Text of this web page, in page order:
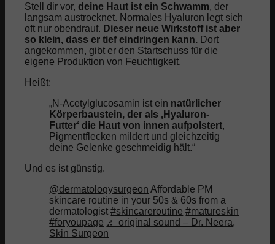
Stell dir vor, deine Haut ist ein Schwamm, der
langsam austrocknet. Normales Hyaluron legt sich
oft nur obendrauf. Dieser neue Wirkstoff ist aber
so klein, dass er tief eindringen kann. Dort
angekommen, gibt er den Startschuss für die
eigene Produktion von Feuchtigkeit.
Heißt:
„N-Acetylglucosamin ist ein natürlicher
Körperbaustein, der als ‚Hyaluron-
Futter‘ die Haut von innen aufpolstert,
Pigmentflecken mildert und gleichzeitig
deine Gelenke geschmeidig hält.“
Und es ist günstig.
@dermatologysurgeon Affordable PM
skincare routine in your 50s & 60s from a
dermatologist#skincareroutine #matureskin
#foryoupage ♬ original sound – Dr. Neera,
Skin Surgeon